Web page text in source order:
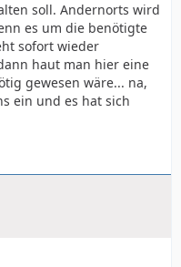
soll. Andernorts wird
es um die benötigte
sofort wieder
haut man hier eine
gewesen wäre... na,
ein und es hat sich